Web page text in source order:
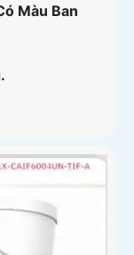
Màu Ban